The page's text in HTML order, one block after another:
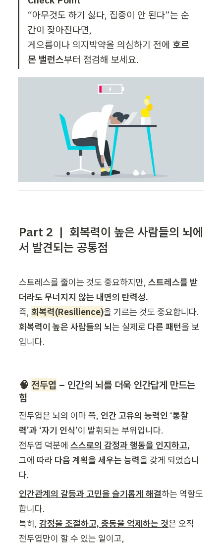
“아무것도 하기 싫다, 집중이 안 된다”는 순
간이 잦아진다면,
게으름이나 의지박약을 의심하기 전에 호르
몬 밸런스부터 점검해 보세요.
Part 2 | 회복력이 높은 사람들의 뇌에
서 발견되는 공통점
스트레스를 줄이는 것도 중요하지만, 스트레스를 받
즉, 회복력(Resilience)
회복력이 높은 사람들의 뇌는 실제로 다른 패턴을 보
입니다.
🧠 전두엽 – 인간의 뇌를 더욱 인간답게 만드는
힘
전두엽은 뇌의 이마 쪽, 인간 고유의 능력인 ‘통찰
력’과 ‘자기 인식’이 발휘되는 부위입니다.
전두엽 덕분에
그에 따라 다음 계획을 세우는 능력을 갖게 되었습니
다.
인간관계의 갈등과 고민을 슬기롭게 해결하는 역할도
합니다.
특히, 감정을 조절하고, 충동을 억제하는 것은 오직